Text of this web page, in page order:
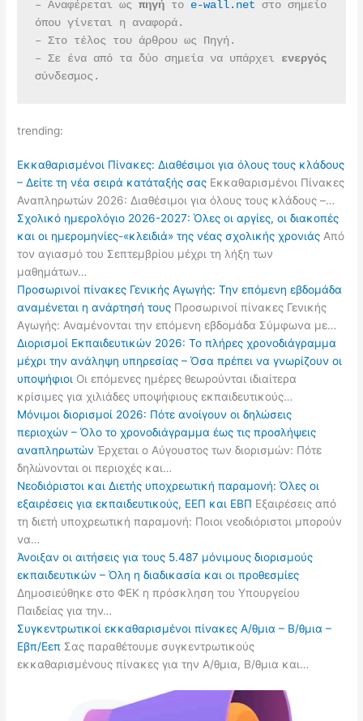
– Αναφέρεται ως πηγή το e-wall.net στο σημείο
όπου γίνεται η αναφορά.
– Στο τέλος του άρθρου ως Πηγή.
– Σε ένα από τα δύο σημεία να υπάρχει
σύνδεσμος.
trending:
Εκκαθαρισμένοι Πίνακες: Διαθέσιμοι για όλους τους κλάδους
– Δείτε τη νέα σειρά κατάταξής σας Εκκαθαρισμένοι Πίνακες
Αναπληρωτών 2026: Διαθέσιμοι για όλους τους κλάδους –…
Σχολικό ημερολόγιο 2026-2027: Όλες οι αργίες, οι διακοπές
και οι ημερομηνίες-«κλειδιά» της νέας σχολικής χρονιάς Από
τον αγιασμό του Σεπτεμβρίου μέχρι τη λήξη των
μαθημάτων…
Προσωρινοί πίνακες Γενικής Αγωγής: Την επόμενη εβδομάδα
αναμένεται η ανάρτησή τους Προσωρινοί πίνακες Γενικής
Αγωγής: Αναμένονται την επόμενη εβδομάδα Σύμφωνα με…
Διορισμοί Εκπαιδευτικών 2026: Το πλήρες χρονοδιάγραμμα
μέχρι την ανάληψη υπηρεσίας – Όσα πρέπει να γνωρίζουν οι
υποψήφιοι Οι επόμενες ημέρες θεωρούνται ιδιαίτερα
κρίσιμες για χιλιάδες υποψήφιους εκπαιδευτικούς…
Μόνιμοι διορισμοί 2026: Πότε ανοίγουν οι δηλώσεις
περιοχών – Όλο το χρονοδιάγραμμα έως τις προσλήψεις
αναπληρωτών Έρχεται ο Αύγουστος των διορισμών: Πότε
δηλώνονται οι περιοχές και…
Νεοδιόριστοι και Διετής υποχρεωτική παραμονή: Όλες οι
εξαιρέσεις για εκπαιδευτικούς, ΕΕΠ και ΕΒΠ Εξαιρέσεις από
τη διετή υποχρεωτική παραμονή: Ποιοι νεοδιόριστοι μπορούν
να…
Άνοιξαν οι αιτήσεις για τους 5.487 μόνιμους διορισμούς
εκπαιδευτικών – Όλη η διαδικασία και οι προθεσμίες
Δημοσιεύθηκε στο ΦΕΚ η πρόσκληση του Υπουργείου
Παιδείας για την…
Συγκεντρωτικοί εκκαθαρισμένοι πίνακες Α/θμια – Β/θμια –
Εβπ/Εεπ Σας παραθέτουμε συγκεντρωτικούς
εκκαθαρισμένους πίνακες για την Α/θμια, Β/θμια και…